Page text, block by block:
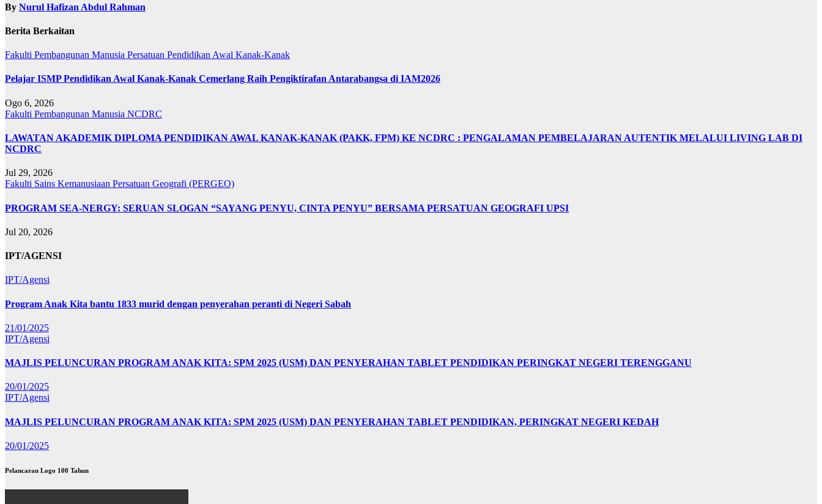
By Nurul Hafizan Abdul Rahman
Berita Berkaitan
Fakulti Pembangunan Manusia Persatuan Pendidikan Awal Kanak-Kanak
Pelajar ISMP Pendidikan Awal Kanak-Kanak Cemerlang Raih Pengiktirafan Antarabangsa di IAM2026
Ogo 6, 2026
Fakulti Pembangunan Manusia NCDRC
LAWATAN AKADEMIK DIPLOMA PENDIDIKAN AWAL KANAK-KANAK (PAKK, FPM) KE NCDRC : PENGALAMAN PEMBELAJARAN AUTENTIK MELALUI LIVING LAB DI
NCDRC
Jul 29, 2026
Fakulti Sains Kemanusiaan Persatuan Geografi (PERGEO)
PROGRAM SEA-NERGY: SERUAN SLOGAN “SAYANG PENYU, CINTA PENYU” BERSAMA PERSATUAN GEOGRAFI UPSI
Jul 20, 2026
IPT/AGENSI
IPT/Agensi
Program Anak Kita bantu 1833 murid dengan penyerahan peranti di Negeri Sabah
21/01/2025
IPT/Agensi
MAJLIS PELUNCURAN PROGRAM ANAK KITA: SPM 2025 (USM) DAN PENYERAHAN TABLET PENDIDIKAN PERINGKAT NEGERI TERENGGANU
20/01/2025
IPT/Agensi
MAJLIS PELUNCURAN PROGRAM ANAK KITA: SPM 2025 (USM) DAN PENYERAHAN TABLET PENDIDIKAN, PERINGKAT NEGERI KEDAH
20/01/2025
Pelancaran Logo 100 Tahun